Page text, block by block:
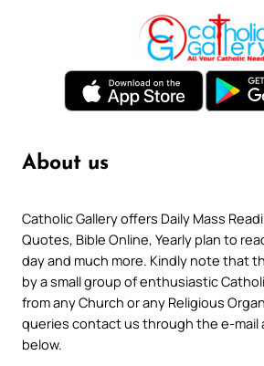
About us
Catholic Gallery offers Daily Mass
Quotes, Bible Online, Yearly plan to
day and much more. Kindly note that
by a small group of enthusiastic
from any Church or any Religious
queries contact us through the e-mail
below.